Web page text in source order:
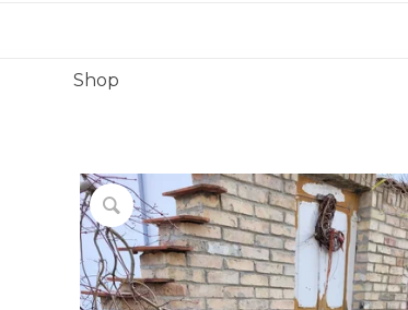
Shop